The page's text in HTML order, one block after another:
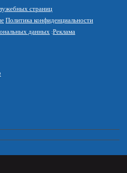
страниц
Политика конфиденциальности
данных Реклама